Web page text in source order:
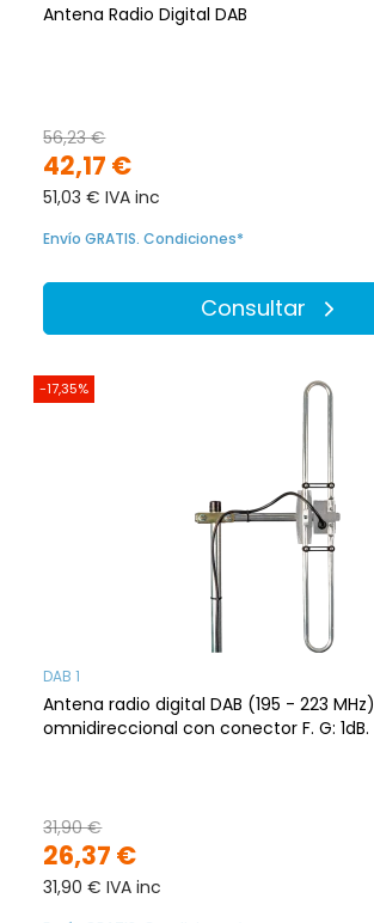
Antena Radio Digital DAB
42,17 €
56,23 €
51,03 € IVA inc
Envío GRATIS. Condiciones*
Consultar
-17,35%
DAB 1
Antena radio digital DAB (195 - 223 MHz)
omnidireccional con conector F. G: 1dB.
26,37 €
31,90 €
31,90 € IVA inc